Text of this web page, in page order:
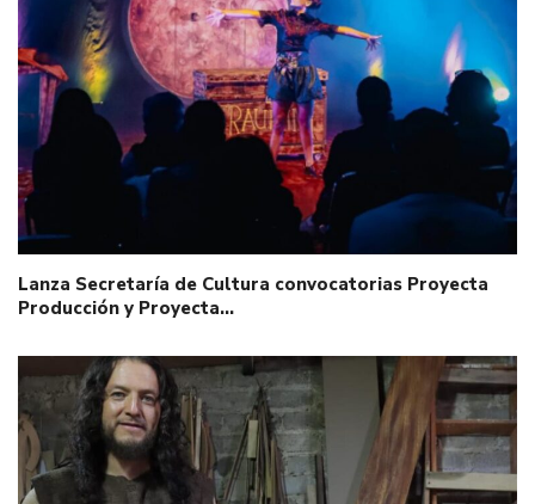
Lanza Secretaría de Cultura convocatorias Proyecta
Producción y Proyecta…